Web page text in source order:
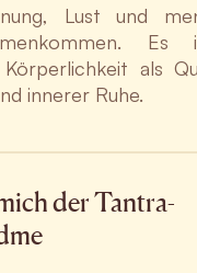
Lust und
Es
als
innerer Ruhe.
der Tantra-